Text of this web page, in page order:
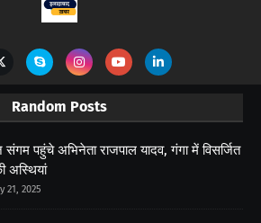
Random Posts
संगम पहुंचे अभिनेता राजपाल यादव, गंगा में विसर्जित
अस्थियां
21, 2025